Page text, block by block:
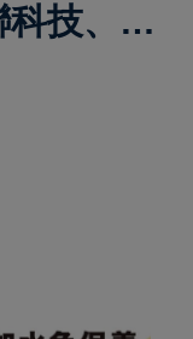
技、商
升級